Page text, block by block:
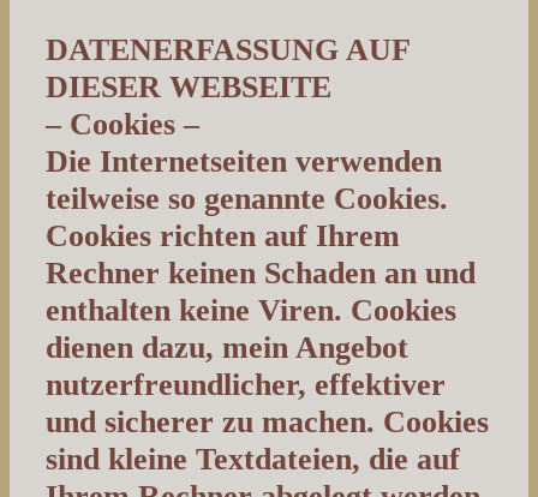
DATENERFASSUNG AUF
DIESER WEBSEITE
– Cookies –
Die Internetseiten verwenden
teilweise so genannte Cookies.
Cookies richten auf Ihrem
Rechner keinen Schaden an und
enthalten keine Viren. Cookies
dienen dazu, mein Angebot
nutzerfreundlicher, effektiver
und sicherer zu machen. Cookies
sind kleine Textdateien, die auf